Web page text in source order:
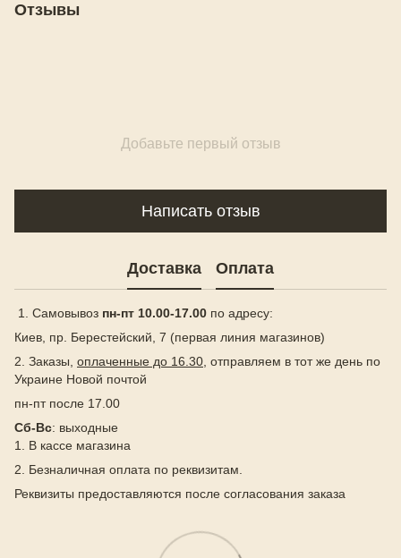
Отзывы
Добавьте первый отзыв
Написать отзыв
Доставка Оплата
1. Самовывоз пн-пт 10.00-17.00 по адресу:
Киев, пр. Берестейский, 7 (первая линия магазинов)
2. Заказы, оплаченные до 16.30, отправляем в тот же день по
Украине Новой почтой
пн-пт после 17.00
Сб-Вс: выходные
1. В кассе магазина
2. Безналичная оплата по реквизитам.
Реквизиты предоставляются после согласования заказа